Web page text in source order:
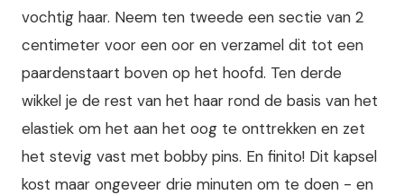
vochtig haar. Neem ten tweede een sectie van 2
centimeter voor een oor en verzamel dit tot een
paardenstaart boven op het hoofd. Ten derde
wikkel je de rest van het haar rond de basis van het
elastiek om het aan het oog te onttrekken en zet
het stevig vast met bobby pins. En finito! Dit kapsel
kost maar ongeveer drie minuten om te doen - en